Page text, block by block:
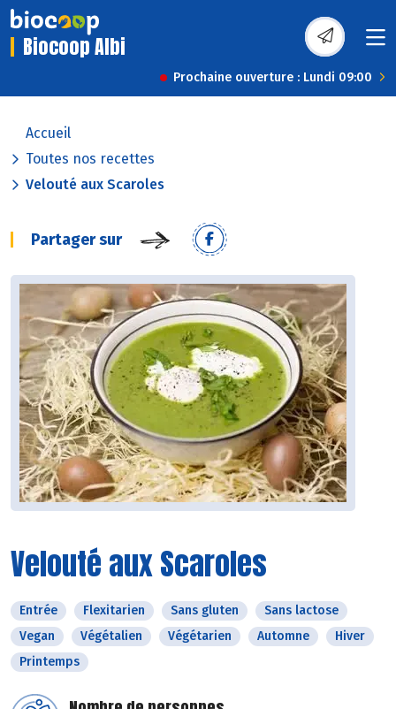
Biocoop Albi
Prochaine ouverture : Lundi 09:00
Accueil
Toutes nos recettes
Velouté aux Scaroles
Partager sur
Velouté aux Scaroles
Entrée Flexitarien Sans gluten
Sans lactose
Vegan
Végétalien Végétarien Automne
Hiver
Printemps